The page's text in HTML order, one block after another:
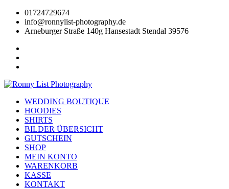
Zum
Inhalt
wechseln
01724729674
info@ronnylist-photography.de
Arneburger Straße 140g Hansestadt Stendal 39576
WEDDING BOUTIQUE
HOODIES
SHIRTS
BILDER ÜBERSICHT
GUTSCHEIN
SHOP
MEIN KONTO
WARENKORB
KASSE
KONTAKT